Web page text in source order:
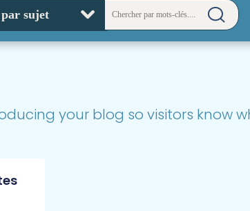
your blog so visitors know